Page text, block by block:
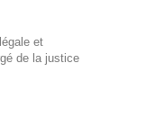
et
de la justice